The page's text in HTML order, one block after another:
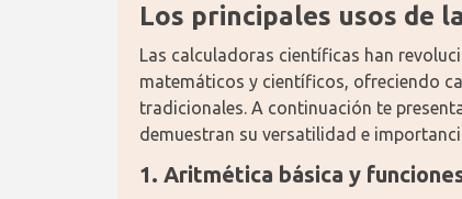
Los principales usos de
Las calculadoras científicas han
matemáticos y científicos, ofreciendo
tradicionales. A continuación te
demuestran su versatilidad e
1. Aritmética básica y